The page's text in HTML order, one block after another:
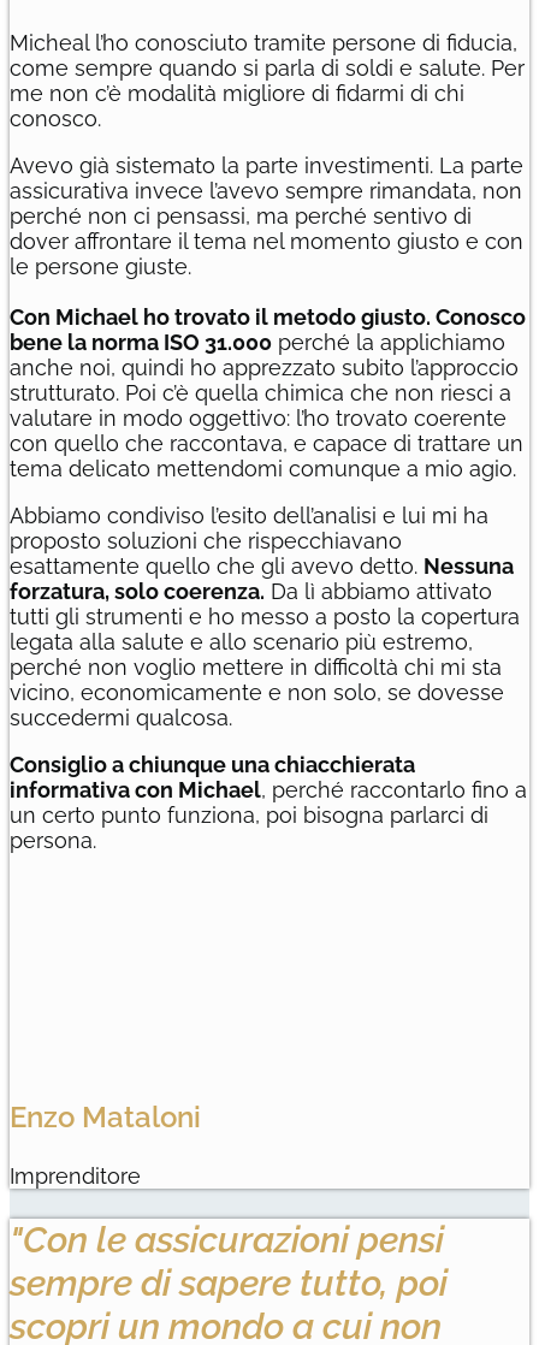
Micheal l’ho conosciuto tramite persone di fiducia,
come sempre quando si parla di soldi e salute. Per
me non c’è modalità migliore di fidarmi di chi
conosco.
Avevo già sistemato la parte investimenti. La parte
assicurativa invece l’avevo sempre rimandata, non
perché non ci pensassi, ma perché sentivo di
dover affrontare il tema nel momento giusto e con
le persone giuste.
Con Michael ho trovato il metodo giusto. Conosco
bene la norma ISO 31.000 perché la applichiamo
anche noi, quindi ho apprezzato subito l’approccio
strutturato. Poi c’è quella chimica che non riesci a
valutare in modo oggettivo: l’ho trovato coerente
con quello che raccontava, e capace di trattare un
tema delicato mettendomi comunque a mio agio.
Abbiamo condiviso l’esito dell’analisi e lui mi ha
proposto soluzioni che rispecchiavano
esattamente quello che gli avevo detto. Nessuna
forzatura, solo coerenza. Da lì abbiamo attivato
tutti gli strumenti e ho messo a posto la copertura
legata alla salute e allo scenario più estremo,
perché non voglio mettere in difficoltà chi mi sta
vicino, economicamente e non solo, se dovesse
succedermi qualcosa.
Consiglio a chiunque una chiacchierata
informativa con Michael, perché raccontarlo fino a
un certo punto funziona, poi bisogna parlarci di
persona.
Enzo Mataloni
Imprenditore
"Con le assicurazioni pensi
sempre di sapere tutto, poi
scopri un mondo a cui non